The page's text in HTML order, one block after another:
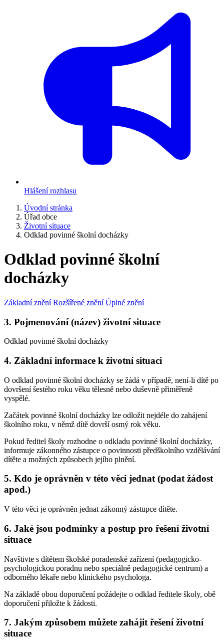
Hlášení rozhlasu
Úvodní stránka
Úřad obce
Životní situace
Odklad povinné školní docházky
Odklad povinné školní
docházky
Základní znění Rozšířené znění Úplné znění
3. Pojmenování (název) životní situace
Odklad povinné školní docházky
4. Základní informace k životní situaci
O odklad povinné školní docházky se žádá v případě, není-li dítě po
dovršení šestého roku věku tělesně nebo duševně přiměřeně
vyspělé.
Začátek povinné školní docházky lze odložit nejdéle do zahájení
školního roku, v němž dítě dovrší osmý rok věku.
Pokud ředitel školy rozhodne o odkladu povinné školní docházky,
informuje zákonného zástupce o povinnosti předškolního vzdělávání
dítěte a možných způsobech jejího plnění.
5. Kdo je oprávněn v této věci jednat (podat žádost
apod.)
V této věci je oprávněn jednat zákonný zástupce dítěte.
6. Jaké jsou podmínky a postup pro řešení životní
situace
Navštivte s dítětem školské poradenské zařízení (pedagogicko-
psychologickou poradnu nebo speciálně pedagogické centrum) a
odborného lékaře nebo klinického psychologa.
Na základě obou doporučení požádejte o odklad ředitele školy, obě
doporučení přiložte k žádosti.
7. Jakým způsobem můžete zahájit řešení životní
situace